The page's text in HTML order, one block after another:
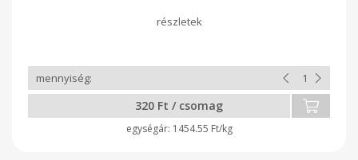
szobahőmérsékleten 21 napig. Összetevők:
világos búzaliszt*, víz, világos rozsliszt*, élesztő, tengeri só,
gazdálkodásból származnak. 100g Termék átlagos tápértéke:
Energia 941 KJ / 232,2Kcal Zsír 1,4g Amelyből telített zsírsavak
0,2g Szénhidrát 42g Ebből cukrok 1g Rost 4,5g Fehérje 8,5g Só
320 Ft / csomag
1454.55 Ft/kg